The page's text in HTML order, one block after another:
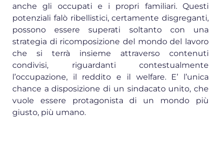
anche gli occupati e i propri familiari. Questi
potenziali falò ribellistici, certamente disgreganti,
possono essere superati soltanto con una
strategia di ricomposizione del mondo del lavoro
che si terrà insieme attraverso contenuti
condivisi, riguardanti contestualmente
l’occupazione, il reddito e il welfare. E’ l’unica
chance a disposizione di un sindacato unito, che
vuole essere protagonista di un mondo più
giusto, più umano.